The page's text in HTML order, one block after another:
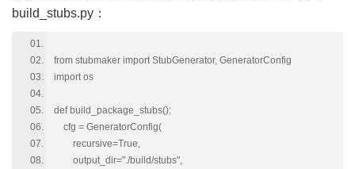
build_stubs.py：
from stubmaker import StubGenerator, GeneratorConfig
import os
def build_package_stubs():
cfg = GeneratorConfig(
recursive=True,
output_dir="./build/stubs",